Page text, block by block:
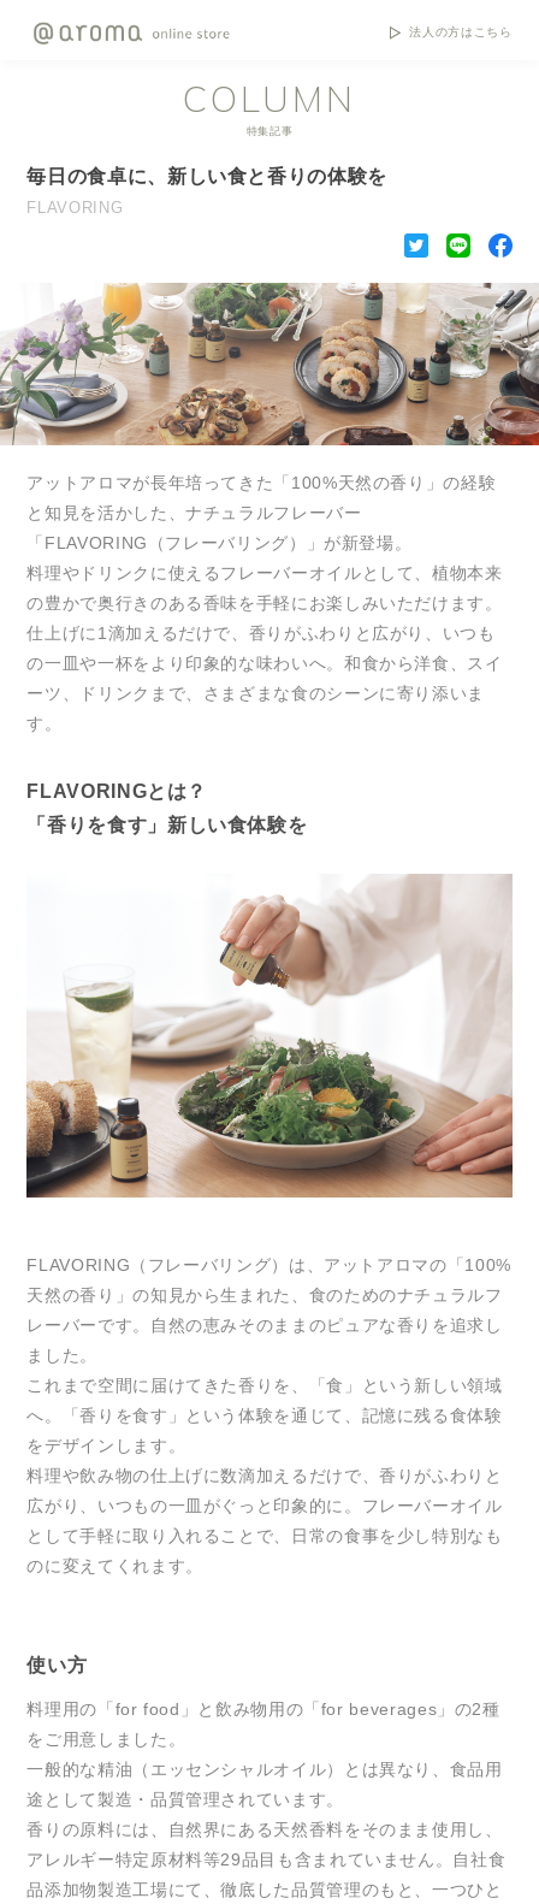
法人の方はこちら
COLUMN
特集記事
毎日の食卓に、新しい食と香りの体験を
FLAVORING
アットアロマが長年培ってきた「100%天然の香り」の経験
と知見を活かした、ナチュラルフレーバー
「FLAVORING（フレーバリング）」が新登場。
料理やドリンクに使えるフレーバーオイルとして、植物本来
の豊かで奥行きのある香味を手軽にお楽しみいただけます。
仕上げに1滴加えるだけで、香りがふわりと広がり、いつも
の一皿や一杯をより印象的な味わいへ。和食から洋食、スイ
ーツ、ドリンクまで、さまざまな食のシーンに寄り添いま
す。
FLAVORINGとは？
「香りを食す」新しい食体験を
FLAVORING（フレーバリング）は、アットアロマの「100%
天然の香り」の知見から生まれた、食のためのナチュラルフ
レーバーです。自然の恵みそのままのピュアな香りを追求し
ました。
これまで空間に届けてきた香りを、「食」という新しい領域
へ。「香りを食す」という体験を通じて、記憶に残る食体験
をデザインします。
料理や飲み物の仕上げに数滴加えるだけで、香りがふわりと
広がり、いつもの一皿がぐっと印象的に。フレーバーオイル
として手軽に取り入れることで、日常の食事を少し特別なも
のに変えてくれます。
使い方
料理用の「for food」と飲み物用の「for beverages」の2種
をご用意しました。
一般的な精油（エッセンシャルオイル）とは異なり、食品用
途として製造・品質管理されています。
香りの原料には、自然界にある天然香料をそのまま使用し、
アレルギー特定原材料等29品目も含まれていません。自社食
品添加物製造工場にて、徹底した品質管理のもと、一つひと